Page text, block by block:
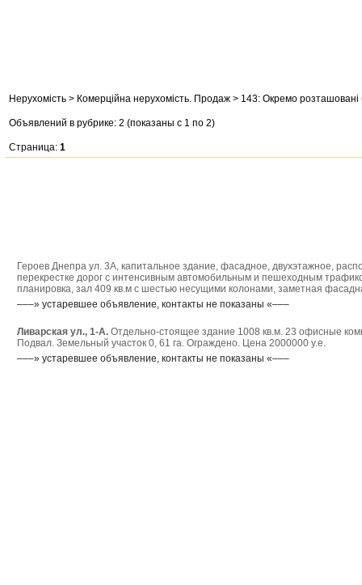
Нерухомість > Комерційна нерухомість. Продаж > 143: Окремо
Объявлений в рубрике: 2 (показаны с 1 по 2)
Страница: 1
Героев Днепра ул. 3А, капитальное здание, фасадное, двухэтажное,
перекрестке дорог с интенсивным автомобильным и пешеходным
планировка, зал 409 кв.м с шестью несущими колонами, заметная
–––» устаревшее объявление, контакты не показаны «–––
Ливарская ул., 1-А. Отдельно-стоящее здание 1008 кв.м. 23 офисные
Подвал. Земельный участок 0, 61 га. Ограждено. Цена 2000000 у.е.
–––» устаревшее объявление, контакты не показаны «–––